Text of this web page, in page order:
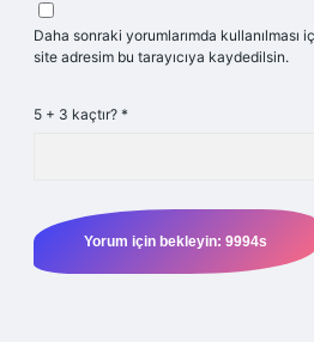
Daha sonraki yorumlarımda kullanılması
site adresim bu tarayıcıya kaydedilsin.
5 + 3 kaçtır? *